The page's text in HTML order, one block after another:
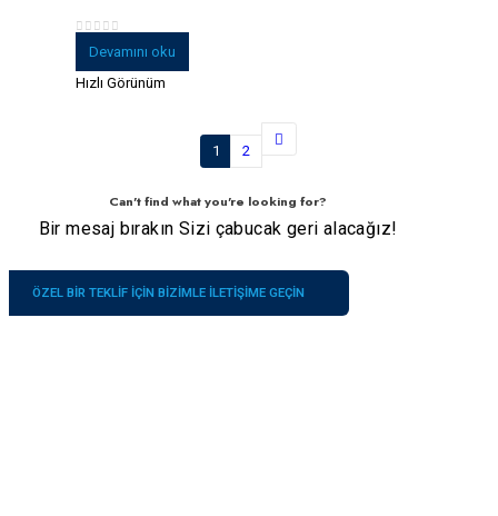
5 üzerinden
Devamını oku
Hızlı Görünüm
1 2
Can't find what you're looking for?
Bir mesaj bırakın Sizi çabucak geri alacağız!
ÖZEL BIR TEKLIF IÇIN BIZIMLE ILETIŞIME GEÇIN